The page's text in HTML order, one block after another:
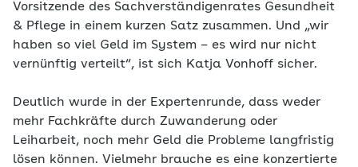
Vorsitzende des Sachverständigenrates Gesundheit
& Pflege in einem kurzen Satz zusammen. Und „wir
haben so viel Geld im System – es wird nur nicht
vernünftig verteilt“, ist sich Katja Vonhoff sicher.
Deutlich wurde in der Expertenrunde, dass weder
mehr Fachkräfte durch Zuwanderung oder
Leiharbeit, noch mehr Geld die Probleme langfristig
lösen können. Vielmehr brauche es eine konzertierte